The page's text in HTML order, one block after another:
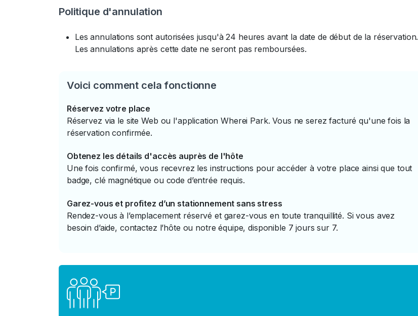
Politique d'annulation
Les annulations sont autorisées jusqu'à 24 heures avant la date de début de la réservation.
Les annulations après cette date ne seront pas remboursées.
Voici comment cela fonctionne
Réservez votre place
Réservez via le site Web ou l'application Wherei Park. Vous ne serez facturé qu'une fois la
réservation confirmée.
Obtenez les détails d'accès auprès de l'hôte
Une fois confirmé, vous recevrez les instructions pour accéder à votre place ainsi que tout
badge, clé magnétique ou code d’entrée requis.
Garez-vous et profitez d’un stationnement sans stress
Rendez-vous à l’emplacement réservé et garez-vous en toute tranquillité. Si vous avez
besoin d’aide, contactez l’hôte ou notre équipe, disponible 7 jours sur 7.